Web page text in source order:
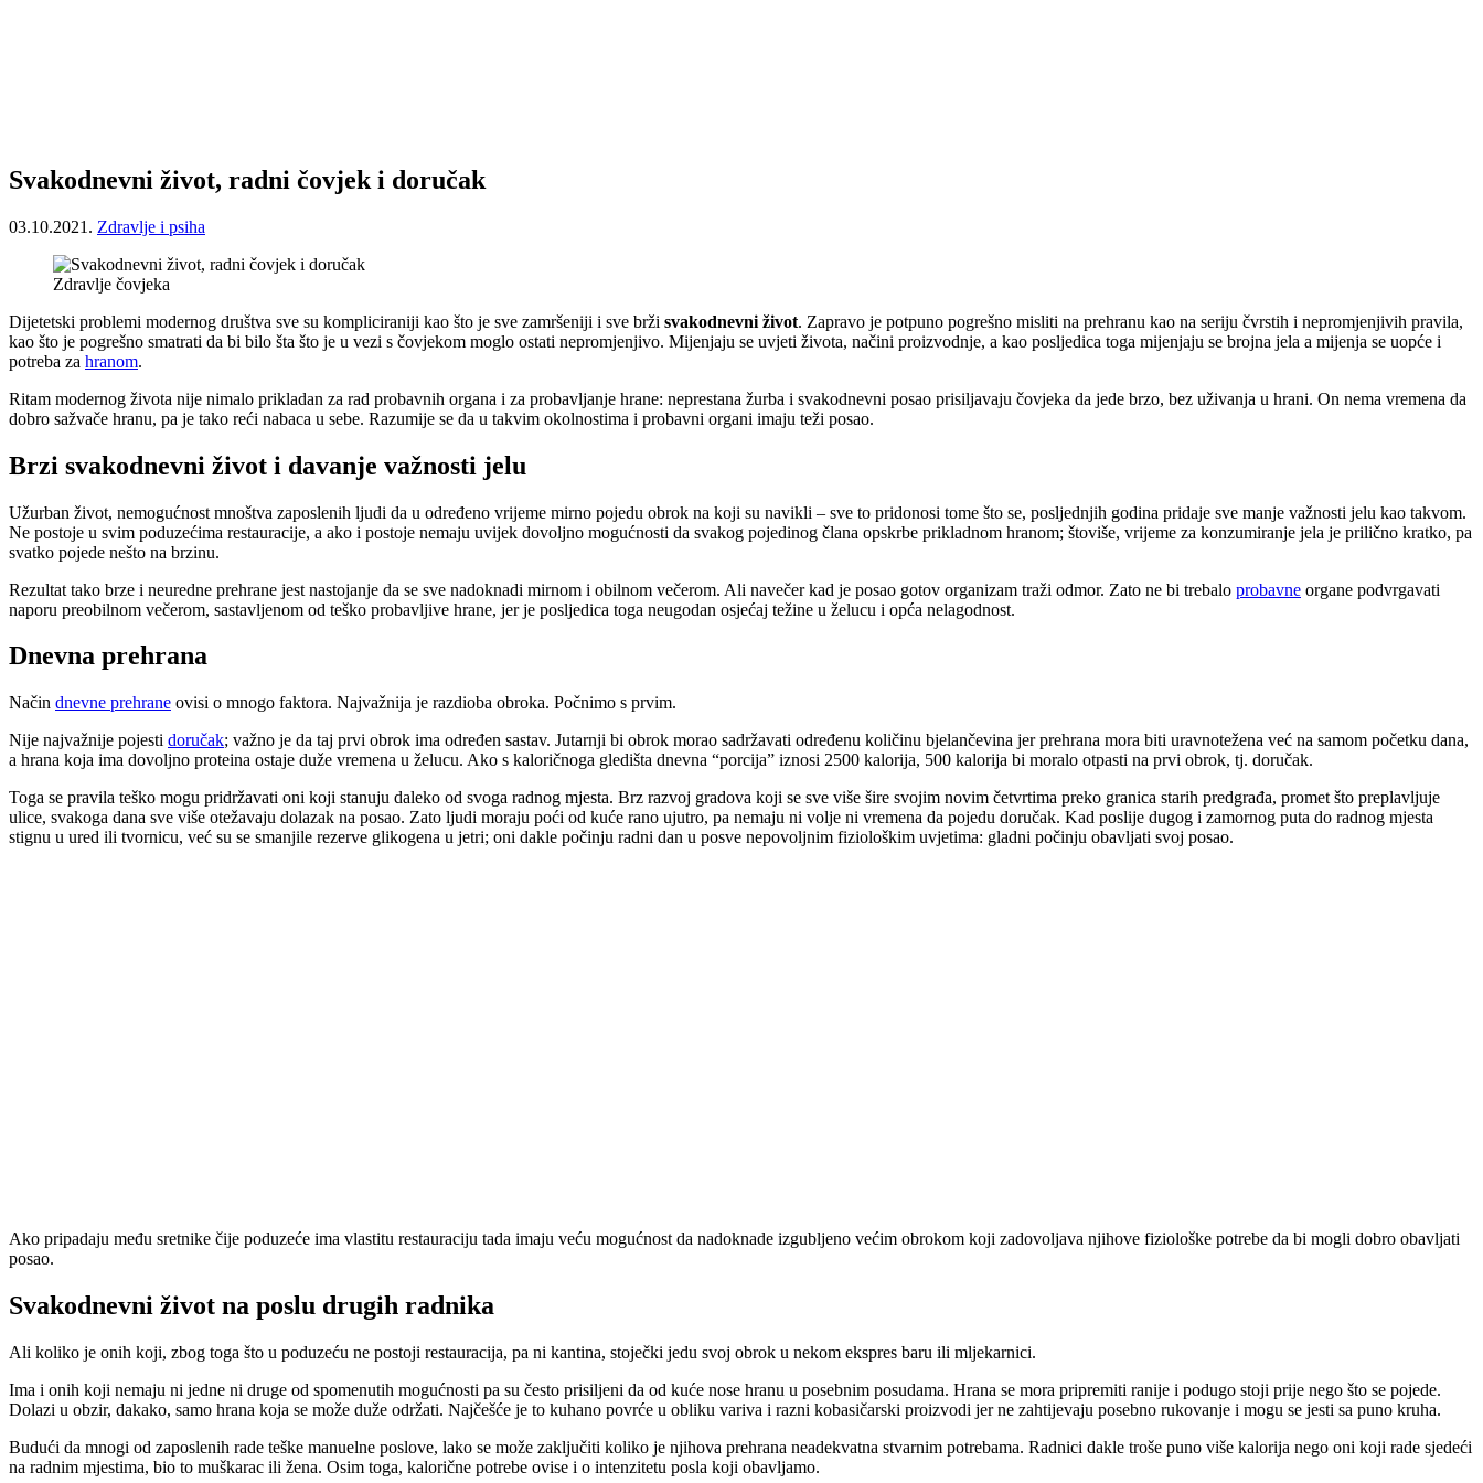
Svakodnevni život, radni čovjek i doručak
03.10.2021. Zdravlje i psiha
Zdravlje čovjeka
Dijetetski problemi modernog društva sve su kompliciraniji kao što je sve zamršeniji i sve brži svakodnevni život. Zapravo je potpuno pogrešno misliti na prehranu kao na seriju čvrstih i nepromjenjivih pravila,
kao što je pogrešno smatrati da bi bilo šta što je u vezi s čovjekom moglo ostati nepromjenjivo. Mijenjaju se uvjeti života, načini proizvodnje, a kao posljedica toga mijenjaju se brojna jela a mijenja se uopće i
potreba za hranom.
Ritam modernog života nije nimalo prikladan za rad probavnih organa i za probavljanje hrane: neprestana žurba i svakodnevni posao prisiljavaju čovjeka da jede brzo, bez uživanja u hrani. On nema vremena da
dobro sažvače hranu, pa je tako reći nabaca u sebe. Razumije se da u takvim okolnostima i probavni organi imaju teži posao.
Brzi svakodnevni život i davanje važnosti jelu
Užurban život, nemogućnost mnoštva zaposlenih ljudi da u određeno vrijeme mirno pojedu obrok na koji su navikli – sve to pridonosi tome što se, posljednjih godina pridaje sve manje važnosti jelu kao takvom.
Ne postoje u svim poduzećima restauracije, a ako i postoje nemaju uvijek dovoljno mogućnosti da svakog pojedinog člana opskrbe prikladnom hranom; štoviše, vrijeme za konzumiranje jela je prilično kratko, pa
svatko pojede nešto na brzinu.
Rezultat tako brze i neuredne prehrane jest nastojanje da se sve nadoknadi mirnom i obilnom večerom. Ali navečer kad je posao gotov organizam traži odmor. Zato ne bi trebalo probavne organe podvrgavati
naporu preobilnom večerom, sastavljenom od teško probavljive hrane, jer je posljedica toga neugodan osjećaj težine u želucu i opća nelagodnost.
Dnevna prehrana
Način dnevne prehrane ovisi o mnogo faktora. Najvažnija je razdioba obroka. Počnimo s prvim.
Nije najvažnije pojesti doručak; važno je da taj prvi obrok ima određen sastav. Jutarnji bi obrok morao sadržavati određenu količinu bjelančevina jer prehrana mora biti uravnotežena već na samom početku dana,
a hrana koja ima dovoljno proteina ostaje duže vremena u želucu. Ako s kaloričnoga gledišta dnevna “porcija” iznosi 2500 kalorija, 500 kalorija bi moralo otpasti na prvi obrok, tj. doručak.
Toga se pravila teško mogu pridržavati oni koji stanuju daleko od svoga radnog mjesta. Brz razvoj gradova koji se sve više šire svojim novim četvrtima preko granica starih predgrađa, promet što preplavljuje
ulice, svakoga dana sve više otežavaju dolazak na posao. Zato ljudi moraju poći od kuće rano ujutro, pa nemaju ni volje ni vremena da pojedu doručak. Kad poslije dugog i zamornog puta do radnog mjesta
stignu u ured ili tvornicu, već su se smanjile rezerve glikogena u jetri; oni dakle počinju radni dan u posve nepovoljnim fiziološkim uvjetima: gladni počinju obavljati svoj posao.
Ako pripadaju među sretnike čije poduzeće ima vlastitu restauraciju tada imaju veću mogućnost da nadoknade izgubljeno većim obrokom koji zadovoljava njihove fiziološke potrebe da bi mogli dobro obavljati
posao.
Svakodnevni život na poslu drugih radnika
Ali koliko je onih koji, zbog toga što u poduzeću ne postoji restauracija, pa ni kantina, stoječki jedu svoj obrok u nekom ekspres baru ili mljekarnici.
Ima i onih koji nemaju ni jedne ni druge od spomenutih mogućnosti pa su često prisiljeni da od kuće nose hranu u posebnim posudama. Hrana se mora pripremiti ranije i podugo stoji prije nego što se pojede.
Dolazi u obzir, dakako, samo hrana koja se može duže održati. Najčešće je to kuhano povrće u obliku variva i razni kobasičarski proizvodi jer ne zahtijevaju posebno rukovanje i mogu se jesti sa puno kruha.
Budući da mnogi od zaposlenih rade teške manuelne poslove, lako se može zaključiti koliko je njihova prehrana neadekvatna stvarnim potrebama. Radnici dakle troše puno više kalorija nego oni koji rade sjedeći
na radnim mjestima, bio to muškarac ili žena. Osim toga, kalorične potrebe ovise i o intenzitetu posla koji obavljamo.